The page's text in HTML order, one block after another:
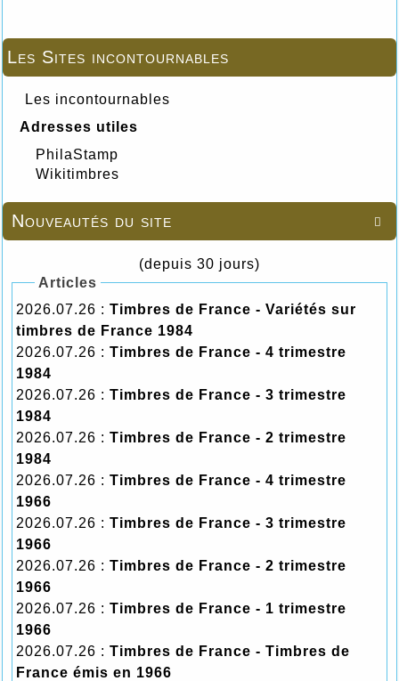
Les Sites incontournables
Les incontournables
Adresses utiles
PhilaStamp
Wikitimbres

Nouveautés du site
(depuis 30 jours)
Articles
2026.07.26 : Timbres de France - Variétés sur
timbres de France 1984
2026.07.26 : Timbres de France - 4 trimestre
1984
2026.07.26 : Timbres de France - 3 trimestre
1984
2026.07.26 : Timbres de France - 2 trimestre
1984
2026.07.26 : Timbres de France - 4 trimestre
1966
2026.07.26 : Timbres de France - 3 trimestre
1966
2026.07.26 : Timbres de France - 2 trimestre
1966
2026.07.26 : Timbres de France - 1 trimestre
1966
2026.07.26 : Timbres de France - Timbres de
France émis en 1966